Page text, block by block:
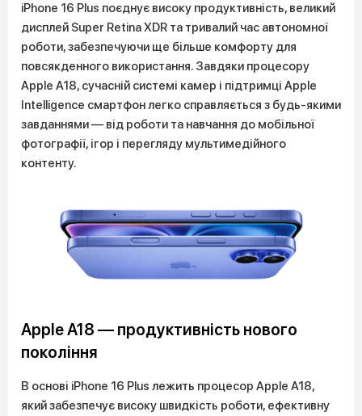
iPhone 16 Plus поєднує високу продуктивність, великий
дисплей Super Retina XDR та тривалий час автономної
роботи, забезпечуючи ще більше комфорту для
повсякденного використання. Завдяки процесору
Apple A18, сучасній системі камер і підтримці Apple
Intelligence смартфон легко справляється з будь-якими
завданнями — від роботи та навчання до мобільної
фотографії, ігор і перегляду мультимедійного
контенту.
Apple A18 — продуктивність нового
покоління
В основі iPhone 16 Plus лежить процесор Apple A18,
який забезпечує високу швидкість роботи, ефективну